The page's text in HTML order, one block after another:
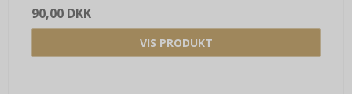
90,00 DKK
VIS PRODUKT